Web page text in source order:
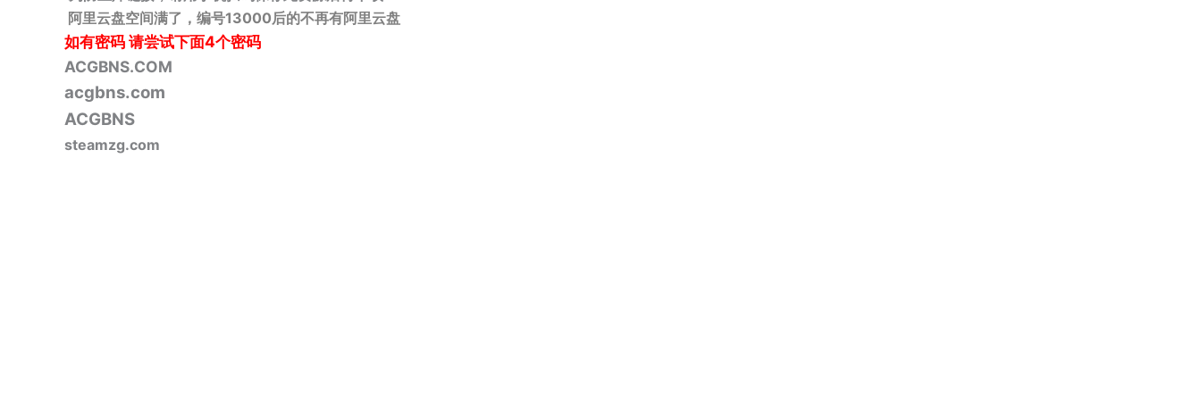
阿里云盘空间满了，编号13000后的不再有阿里云盘
如有密码请尝试下面4个密码
ACGBNS.COM
acgbns.com
ACGBNS
steamzg.com